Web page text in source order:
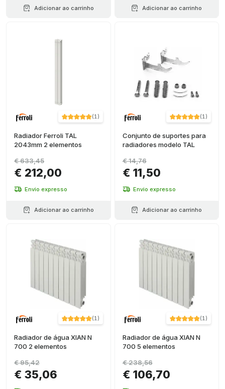
Adicionar ao carrinho Adicionar ao carrinho
(1)
Radiador Ferroli TAL
2043mm 2 elementos
€ 212,00
€ 633,45
Envio expresso
Adicionar ao carrinho
(1)
Conjunto de suportes para
radiadores modelo TAL
€ 11,50
€ 14,76
Envio expresso
Adicionar ao carrinho
(1)
Radiador de água XIAN N
700 2 elementos
€ 35,06
€ 95,42
(1)
Radiador de água XIAN N
700 5 elementos
€ 106,70
€ 238,56